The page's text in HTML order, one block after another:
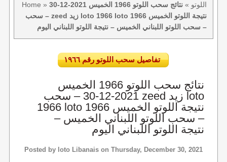
Home » اللوتو »
نتائج سحب اللوتو 1966 الخميس 2021-12-30
– سحب zeed زيد loto 1966 loto 1966 نتيجة اللوتو الخميس
– سحب اللوتو اللبناني الخميس – نتيجة اللوتو اللبناني اليوم
تفاصيل سحب اللوتو رقم ١٩٦٦
نتائج سحب اللوتو 1966 الخميس
2021-12-30 – سحب zeed زيد loto
1966 loto 1966 نتيجة اللوتو الخميس
– سحب اللوتو اللبناني الخميس –
نتيجة اللوتو اللبناني اليوم
Posted by loto Libanaison Thursday, December 30, 2021